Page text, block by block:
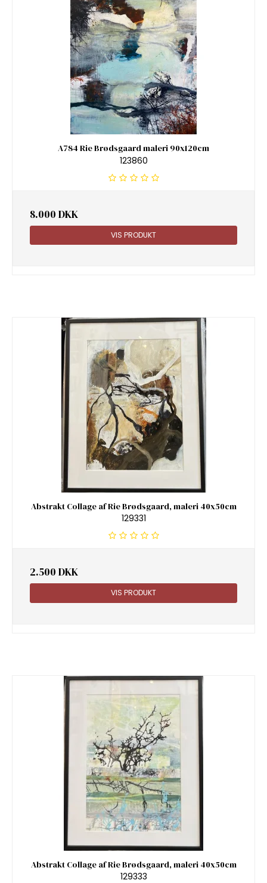
A784 Rie Brødsgaard maleri 90x120cm
123860
8.000 DKK
VIS PRODUKT
Abstrakt Collage af Rie Brødsgaard, maleri 40x50cm
129331
2.500 DKK
VIS PRODUKT
Abstrakt Collage af Rie Brødsgaard, maleri 40x50cm
129333